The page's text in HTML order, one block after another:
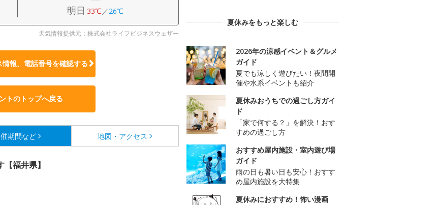
明日 33℃／26℃
天気情報提供元：株式会社ライフビジネスウェザー
報、電話番号を確認する
トのトップへ戻る
期間など 地図・アクセス
福井県】
夏休みをもっと楽しむ
2026年の涼感イベント＆グルメ
ガイド
夏でも涼しく遊びたい！夜間開
催や水系イベントも紹介
夏休みおうちでの過ごし方ガイ
ド
「家で何する？」を解決！おす
すめの過ごし方
おすすめ屋内施設・室内遊び場
ガイド
雨の日も暑い日も安心！おすす
め屋内施設を大特集
夏休みにおすすめ！怖い漫画